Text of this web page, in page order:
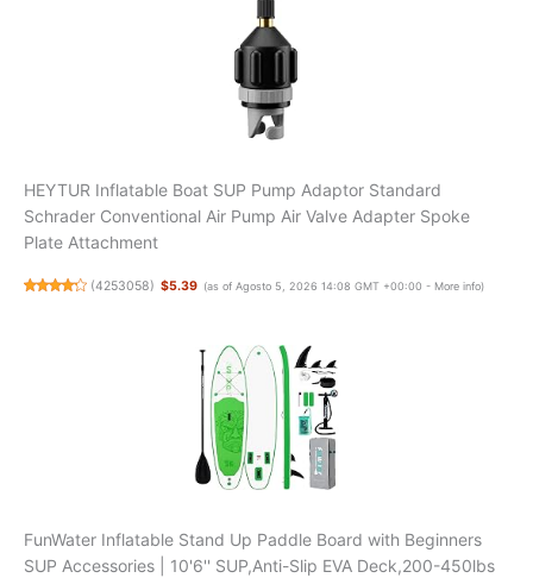
HEYTUR Inflatable Boat SUP Pump Adaptor Standard
Schrader Conventional Air Pump Air Valve Adapter Spoke
Plate Attachment
(4253058) $5.39 (as of Agosto 5, 2026 14:08 GMT +00:00 - More info)
FunWater Inflatable Stand Up Paddle Board with Beginners
SUP Accessories | 10'6'' SUP,Anti-Slip EVA Deck,200-450lbs